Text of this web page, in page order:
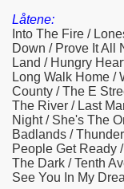
Låtene:
Into The Fire /
Down / Prove It All
Land / Hungry
Long Walk Home /
County / The E
The River / Last
Night / She's The
Badlands /
People Get Ready
The Dark / Tenth
See You In My